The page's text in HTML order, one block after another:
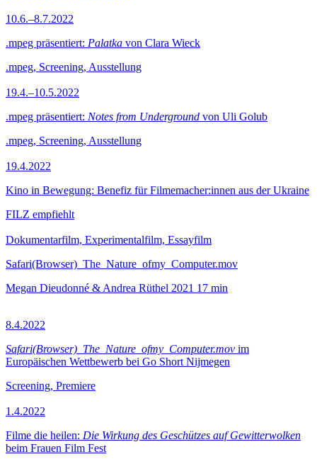
10.6.–8.7.2022
.mpeg präsentiert: Palatka von Clara Wieck
.mpeg, Screening, Ausstellung
19.4.–10.5.2022
.mpeg präsentiert: Notes from Underground von Uli Golub
.mpeg, Screening, Ausstellung
19.4.2022
Kino in Bewegung: Benefiz für Filmemacher:innen aus der Ukraine
FILZ empfiehlt
Dokumentarfilm, Experimentalfilm, Essayfilm
Safari(Browser)_The_Nature_ofmy_Computer.mov
Megan Dieudonné & Andrea Rüthel 2021 17 min
8.4.2022
Safari(Browser)_The_Nature_ofmy_Computer.mov im
Europäischen Wettbewerb bei Go Short Nijmegen
Screening, Premiere
1.4.2022
Filme die heilen: Die Wirkung des Geschützes auf Gewitterwolken
beim Frauen Film Fest